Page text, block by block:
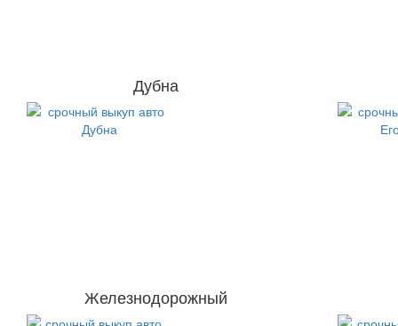
Дубна
Железнодорожный